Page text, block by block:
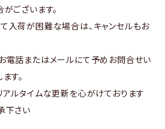
ございます。
入荷が困難な場合は、キャンセルもお
電話またはメールにて予めお問合せい
す。
アルタイムな更新を心がけております
下さい